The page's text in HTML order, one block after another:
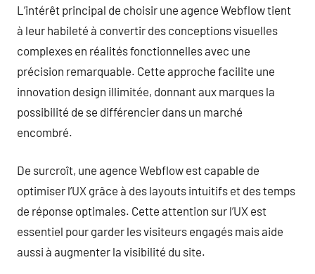
L’intérêt principal de choisir une agence Webflow tient
à leur habileté à convertir des conceptions visuelles
complexes en réalités fonctionnelles avec une
précision remarquable. Cette approche facilite une
innovation design illimitée, donnant aux marques la
possibilité de se différencier dans un marché
encombré.
De surcroît, une agence Webflow est capable de
optimiser l’UX grâce à des layouts intuitifs et des temps
de réponse optimales. Cette attention sur l’UX est
essentiel pour garder les visiteurs engagés mais aide
aussi à augmenter la visibilité du site.